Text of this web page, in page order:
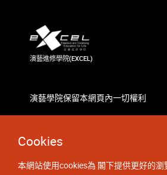
Cookies
本網站使用cookies為 閣下提供更好的
演藝進修學院(EXCEL)
演藝學院保留本網頁內一切權利